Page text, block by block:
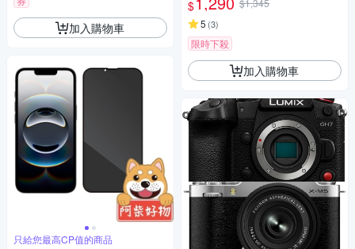
加入購物車
只給您最高CP值的商品
$
$1,345
5 (3)
限時下殺
加入購物車